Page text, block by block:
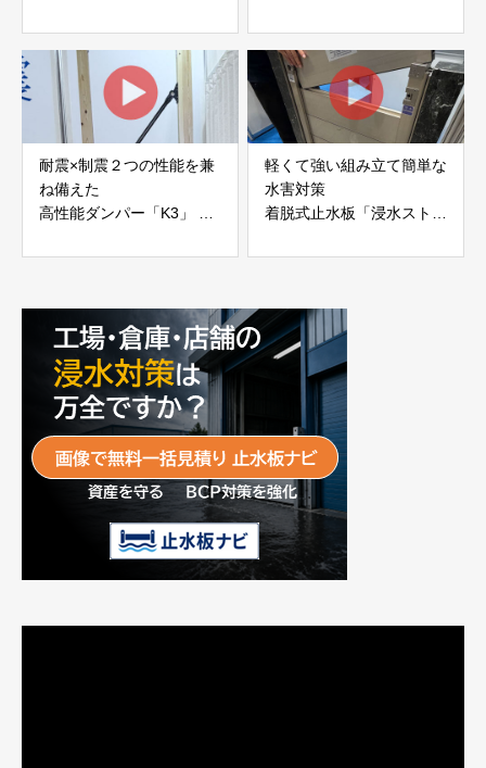
JAPAN
耐震×制震２つの性能を兼
ね備えた
高性能ダンパー「K3」 富
軽くて強い組み立て簡単な
水害対策
着脱式止水板「浸水ストッ
富士工業株式会社